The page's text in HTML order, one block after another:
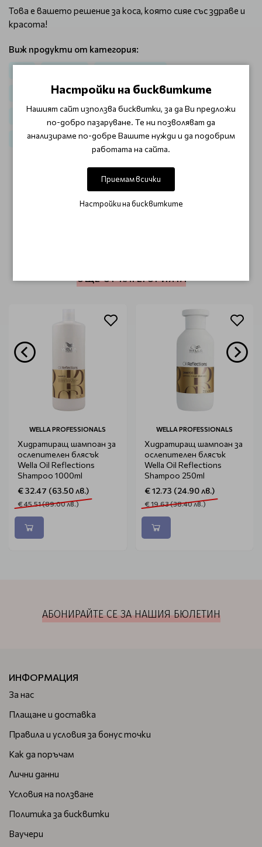
Това е вашето решение за коса, която сияе със здраве и
красота!
Виж продукти от категория:
За всеки тип коса / Честа употреба
За подхранване и блясък с масла Wella oil Reflections
Wella шампоани Шампоани големи опаковки
ОТЗИВИ (0)
Този продукт няма отзиви.
ОЩЕ ОТ КАТЕГОРИЯТА
WELLA PROFESSIONALS
Хидратиращ шампоан за
ослепителен блясък
Wella Оil Reflections
Shampoo 1000ml
€ 32.47 (63.50 лв.)
€ 45.51 (89.00 лв.)
WELLA PROFESSIONALS
Хидратиращ шампоан за
ослепителен блясък
Wella Оil Reflections
Shampoo 250ml
€ 12.73 (24.90 лв.)
€ 19.63 (38.40 лв.)
АБОНИРАЙТЕ СЕ ЗА НАШИЯ БЮЛЕТИН
ИНФОРМАЦИЯ
За нас
Плащане и доставка
Правила и условия за бонус точки
Как да поръчам
Лични данни
Условия на ползване
Политика за бисквитки
Ваучери
Настройки на бисквитките
Нашият сайт използва бисквитки, за да Ви предложи
по-добро пазаруване. Те ни позволяват да
анализираме по-добре Вашите нужди и да подобрим
работата на сайта.
Приемам всички
Настройки на бисквитките